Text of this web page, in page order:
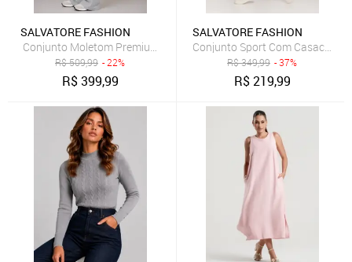
SALVATORE FASHION
Conjunto Moletom Premium Casaco Com bolsos e Wide Leg
R$509,99 - 22%
R$399,99
SALVATORE FASHION
Conjunto Sport Com Casaco
R$349,99 - 37%
R$219,99